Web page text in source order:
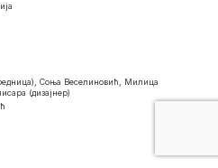
Соња Веселиновић, Милица
(дизајнер)